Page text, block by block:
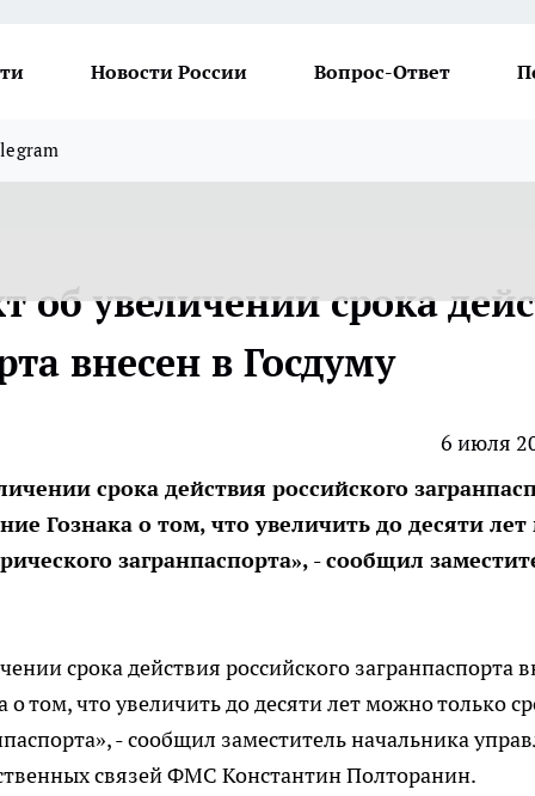
Новости России Вопрос-Ответ
об увеличении срока
внесен в Госдуму
6 июля
срока действия российского
Гознака о том, что увеличить до десяти
загранпаспорта», - сообщил
срока действия российского загранпаспорта
о том, что увеличить до десяти лет можно только
- сообщил заместитель начальника
связей ФМС Константин Полторанин.